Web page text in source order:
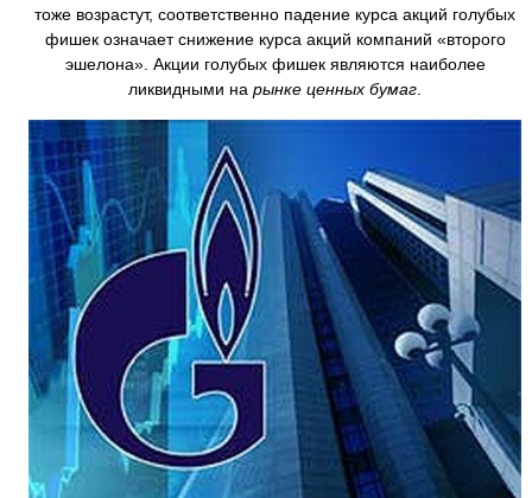
тоже возрастут, соответственно падение курса акций голубых
фишек означает снижение курса акций компаний «второго
эшелона». Акции голубых фишек являются наиболее
ликвидными на рынке ценных бумаг